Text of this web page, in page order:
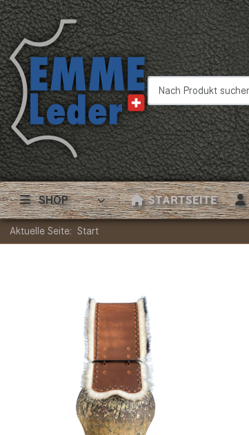
Nach Produkt suchen
SHOP STARTSEITE
Aktuelle Seite: Start